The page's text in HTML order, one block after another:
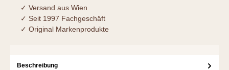
✓ Versand aus Wien
✓ Seit 1997 Fachgeschäft
✓ Original Markenprodukte
Beschreibung